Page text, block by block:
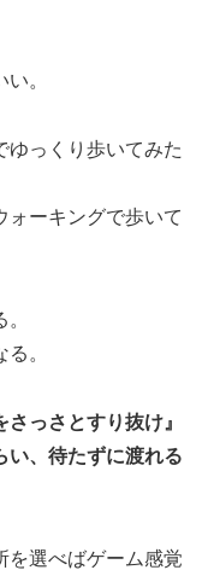
。
ゆっくり歩いてみた
ォーキングで歩いて
。
さっさとすり抜け』
い、待たずに渡れる
を選べばゲーム感覚